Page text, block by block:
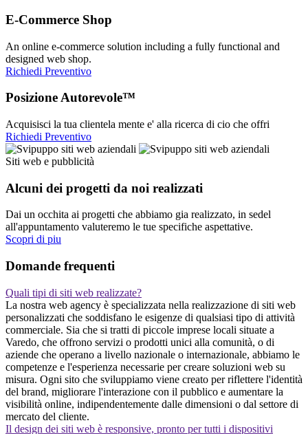
E-Commerce Shop
An online e-commerce solution including a fully functional and
designed web shop.
Richiedi Preventivo
Posizione Autorevole™
Acquisisci la tua clientela mente e' alla ricerca di cio che offri
Richiedi Preventivo
Siti web e pubblicità
Alcuni dei progetti da noi realizzati
Dai un occhita ai progetti che abbiamo gia realizzato, in sedel
all'appuntamento valuteremo le tue specifiche aspettative.
Scopri di piu
Domande frequenti
Quali tipi di siti web realizzate?
La nostra web agency è specializzata nella realizzazione di siti web
personalizzati che soddisfano le esigenze di qualsiasi tipo di attività
commerciale. Sia che si tratti di piccole imprese locali situate a
Varedo, che offrono servizi o prodotti unici alla comunità, o di
aziende che operano a livello nazionale o internazionale, abbiamo le
competenze e l'esperienza necessarie per creare soluzioni web su
misura. Ogni sito che sviluppiamo viene creato per riflettere l'identità
del brand, migliorare l'interazione con il pubblico e aumentare la
visibilità online, indipendentemente dalle dimensioni o dal settore di
mercato del cliente.
Il design dei siti web è responsive, pronto per tutti i dispositivi